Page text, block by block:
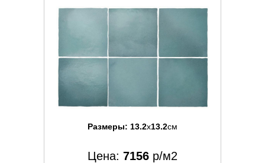
Размеры: 13.2x13.2см
Цена: 7156 р/м2